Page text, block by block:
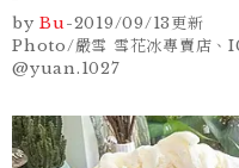
by Bu-2019/09/13更新
Photo/嚴雪 雪花冰專賣店
@yuan.1027